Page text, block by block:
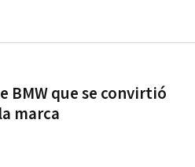
BMW que se convirtió
marca